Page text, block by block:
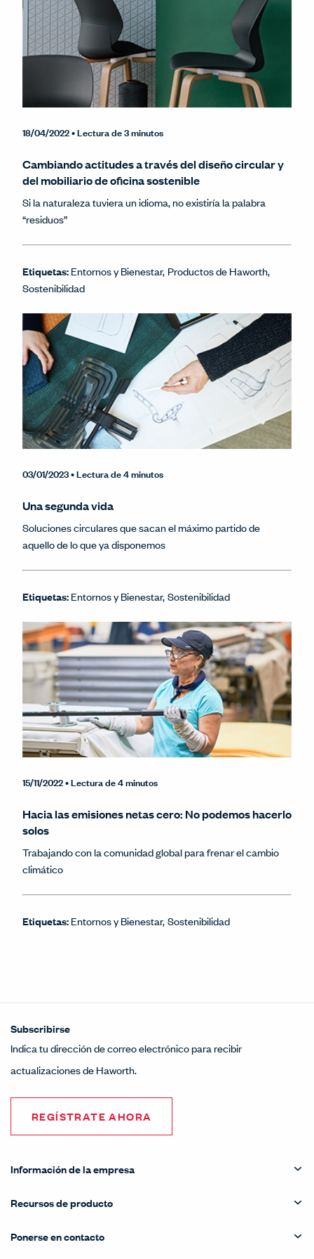
18/04/2022• Lectura de 3 minutos
Cambiando actitudes a través del diseño circular y
del mobiliario de oficina sostenible
Si la naturaleza tuviera un idioma, no existiría la palabra
“residuos”
Etiquetas:Entornos y Bienestar Productos de Haworth
Sostenibilidad
03/01/2023• Lectura de 4 minutos
Una segunda vida
Soluciones circulares que sacan el máximo partido de
aquello de lo que ya disponemos
Etiquetas:Entornos y Bienestar Sostenibilidad
15/11/2022• Lectura de 4 minutos
Hacia las emisiones netas cero: No podemos hacerlo
solos
Trabajando con la comunidad global para frenar el cambio
climático
Etiquetas:Entornos y Bienestar Sostenibilidad
Subscribirse
Indica tu dirección de correo electrónico para recibir
actualizaciones de Haworth.
REGÍSTRATE AHORA
Información de la empresa
Recursos de producto
Ponerse en contacto